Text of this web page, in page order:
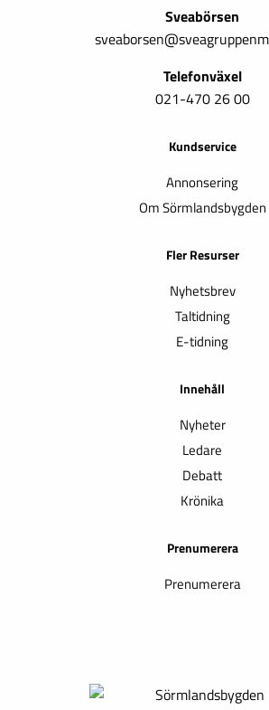
Sveabörsen
Telefonväxel
021-470 26 00
Kundservice
Annonsering
Om Sörmlandsbygden
Fler Resurser
Nyhetsbrev
Taltidning
E-tidning
Innehåll
Nyheter
Ledare
Debatt
Krönika
Prenumerera
Prenumerera